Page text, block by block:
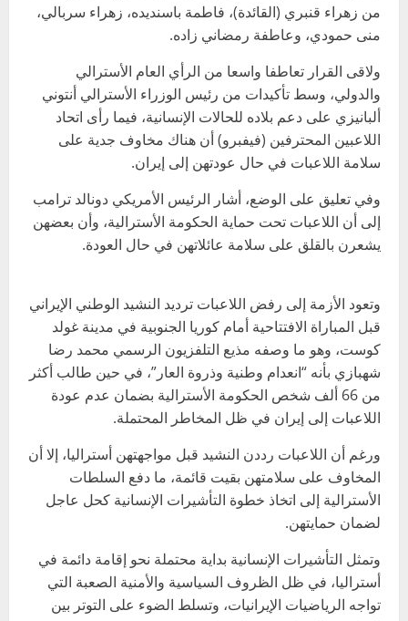
من زهراء قنبري (القائدة)، فاطمة باسنديده، زهراء سربالي،
منى حمودي، وعاطفة رمضاني زاده.
ولاقى القرار تعاطفا واسعا من الرأي العام الأسترالي
والدولي، وسط تأكيدات من رئيس الوزراء الأسترالي أنتوني
ألبانيزي على دعم بلاده للحالات الإنسانية، فيما رأى اتحاد
اللاعبين المحترفين (فيفبرو) أن هناك مخاوف جدية على
سلامة اللاعبات في حال عودتهن إلى إيران.
وفي تعليق على الوضع، أشار الرئيس الأمريكي دونالد ترامب
إلى أن اللاعبات تحت حماية الحكومة الأسترالية، وأن بعضهن
يشعرن بالقلق على سلامة عائلاتهن في حال العودة.
وتعود الأزمة إلى رفض اللاعبات ترديد النشيد الوطني الإيراني
قبل المباراة الافتتاحية أمام كوريا الجنوبية في مدينة غولد
كوست، وهو ما وصفه مذيع التلفزيون الرسمي محمد رضا
شهبازي بأنه “انعدام وطنية وذروة العار”، في حين طالب أكثر
من 66 ألف شخص الحكومة الأسترالية بضمان عدم عودة
اللاعبات إلى إيران في ظل المخاطر المحتملة.
ورغم أن اللاعبات رددن النشيد قبل مواجهتهن أستراليا، إلا أن
المخاوف على سلامتهن بقيت قائمة، ما دفع السلطات
الأسترالية إلى اتخاذ خطوة التأشيرات الإنسانية كحل عاجل
لضمان حمايتهن.
وتمثل التأشيرات الإنسانية بداية محتملة نحو إقامة دائمة في
أستراليا، في ظل الظروف السياسية والأمنية الصعبة التي
تواجه الرياضيات الإيرانيات، وتسلط الضوء على التوتر بين